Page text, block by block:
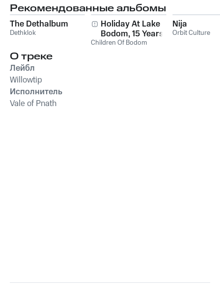
Рекомендованные альбомы
The Dethalbum
Dethklok
Holiday At Lake
Bodom, 15 Years of
Wasted Youth
Children Of Bodom
Nija
Orbit Culture
О треке
Лейбл
Willowtip
Исполнитель
Vale of Pnath